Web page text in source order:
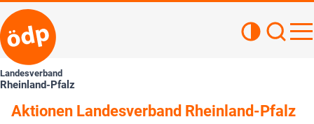
Landesverband
Rheinland-Pfalz
Aktionen Landesverband Rheinland-Pfalz